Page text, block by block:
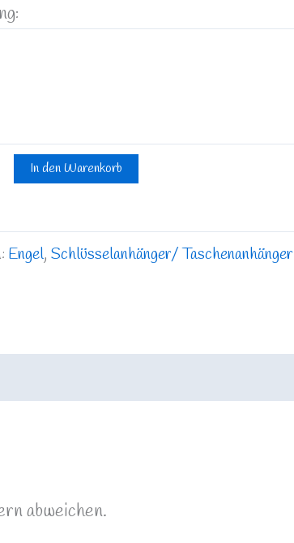
In den Warenkorb
Engel, Schlüsselanhänger/ Taschenanhänger
abweichen.